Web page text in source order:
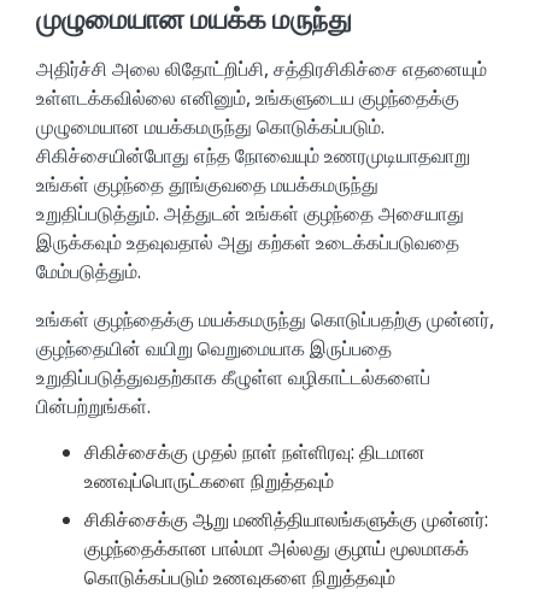
முழுமையான மயக்க மருந்து
அதிர்ச்சி அலை லிதோட்றிப்சி, சத்திரசிகிச்சை எதனையும்
உள்ளடக்கவில்லை எனினும், உங்களுடைய குழந்தைக்கு
முழுமையான மயக்கமருந்து கொடுக்கப்படும்.
சிகிச்சையின்போது எந்த நோவையும் உணரமுடியாதவாறு
உங்கள் குழந்தை தூங்குவதை மயக்கமருந்து
உறுதிப்படுத்தும். அத்துடன் உங்கள் குழந்தை அசையாது
இருக்கவும் உதவுவதால் அது கற்கள் உடைக்கப்படுவதை
மேம்படுத்தும்.
உங்கள் குழந்தைக்கு மயக்கமருந்து கொடுப்பதற்கு முன்னர்,
குழந்தையின் வயிறு வெறுமையாக இருப்பதை
உறுதிப்படுத்துவதற்காக கீழுள்ள வழிகாட்டல்களைப்
பின்பற்றுங்கள்.
சிகிச்சைக்கு முதல் நாள் நள்ளிரவு: திடமான
உணவுப்பொருட்களை நிறுத்தவும்
சிகிச்சைக்கு ஆறு மணித்தியாலங்களுக்கு முன்னர்:
குழந்தைக்கான பால்மா அல்லது குழாய் மூலமாகக்
கொடுக்கப்படும் உணவுகளை நிறுத்தவும்